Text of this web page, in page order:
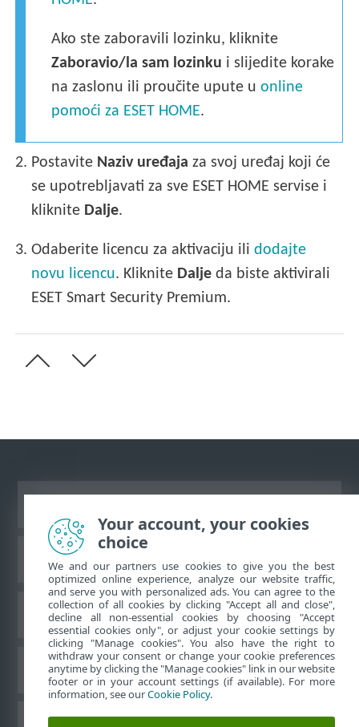
Ako ste zaboravili lozinku, kliknite
Zaboravio/la sam lozinku i slijedite korake
na zaslonu ili proučite upute uonline
pomoći za ESET HOME.
2. Postavite Naziv uređaja za svoj uređaj koji će
se upotrebljavati za sve ESET HOME servise i
kliknite Dalje.
3. Odaberite licencu za aktivaciju ilidodajte
novu licencu. Kliknite Dalje da biste aktivirali
ESET Smart Security Premium.
ESET-ova baza znanja
ESET-ov forum
Regionalna podrška
Your account, your cookies
choice
We and our partners use cookies to give you the best
optimized online experience, analyze our website traffic,
and serve you with personalized ads. You can agree to the
collection of all cookies by clicking "Accept all and close",
decline all non-essential cookies by choosing "Accept
essential cookies only", or adjust your cookie settings by
clicking "Manage cookies". You also have the right to
withdraw your consent or change your cookie preferences
anytime by clicking the "Manage cookies" link in our website
footer or in your account settings (if available). For more
information, see ourCookie Policy.